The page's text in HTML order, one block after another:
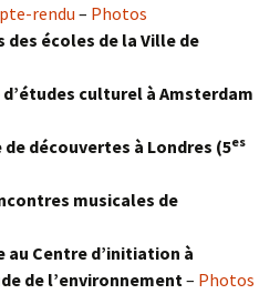
rendu – Photos
des écoles de la Ville de
culturel à Amsterdam
de découvertes à Londres (5es
musicales de
au Centre d’initiation à
de l’environnement– Photos